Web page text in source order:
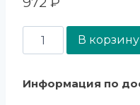
В корзину
Информация по